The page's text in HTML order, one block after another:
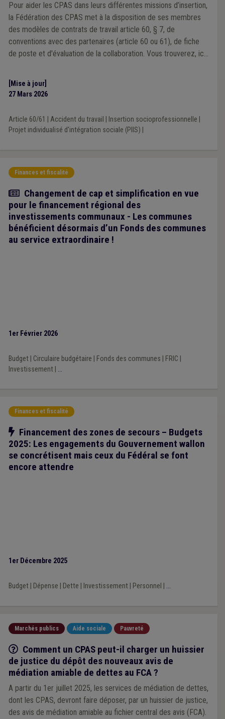
Pour aider les CPAS dans leurs différentes missions d’insertion,
la Fédération des CPAS met à la disposition de ses membres
des modèles de contrats de travail article 60, § 7, de
conventions avec des partenaires (article 60 ou 61), de fiche
de poste et d'évaluation de la collaboration. Vous trouverez, ici,
disposition pour les "Article 60, § 7". Les modèles de
conventions ont été adaptés suite à la réforme de 2025.
[Mise à jour]
27 Mars 2026
Article 60/61 Accident du travail Insertion socioprofessionnelle
Projet individualisé d'intégration sociale (PIIS)
Finances et fiscalité
Article
Changement de cap et simplification en vue
pour le financement régional des
investissements communaux - Les communes
bénéficient désormais d’un Fonds des communes
au service extraordinaire !
1er Février 2026
Budget| Circulaire budgétaire Fonds des communes FRIC
Investissement| ...
Finances et fiscalité
Notre action
Financement des zones de secours – Budgets
2025: Les engagements du Gouvernement wallon
se concrétisent mais ceux du Fédéral se font
encore attendre
1er Décembre 2025
Budget| Dépense Dette Investissement| Personnel ...
Marchés publics Aide sociale Pauvreté
Q/R
Comment un CPAS peut-il charger un huissier
de justice du dépôt des nouveaux avis de
médiation amiable de dettes au FCA ?
A partir du 1er juillet 2025, les services de médiation de dettes,
dont les CPAS, devront faire déposer, par un huissier de justice,
des avis de médiation amiable au fichier central des avis (FCA).